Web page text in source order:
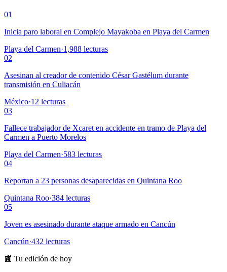
01
Inicia paro laboral en Complejo Mayakoba en Playa del Carmen
Playa del Carmen·1,988 lecturas
02
Asesinan al creador de contenido César Gastélum durante
transmisión en Culiacán
México·12 lecturas
03
Fallece trabajador de Xcaret en accidente en tramo de Playa del
Carmen a Puerto Morelos
Playa del Carmen·583 lecturas
04
Reportan a 23 personas desaparecidas en Quintana Roo
Quintana Roo·384 lecturas
05
Joven es asesinado durante ataque armado en Cancún
Cancún·432 lecturas
📰 Tu edición de hoy